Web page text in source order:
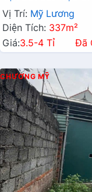
Vị Trí: Mỹ Lương
Diện Tích: 337m²
Giá:3.5-4 Tỉ Đã
CHƯƠNG MỸ